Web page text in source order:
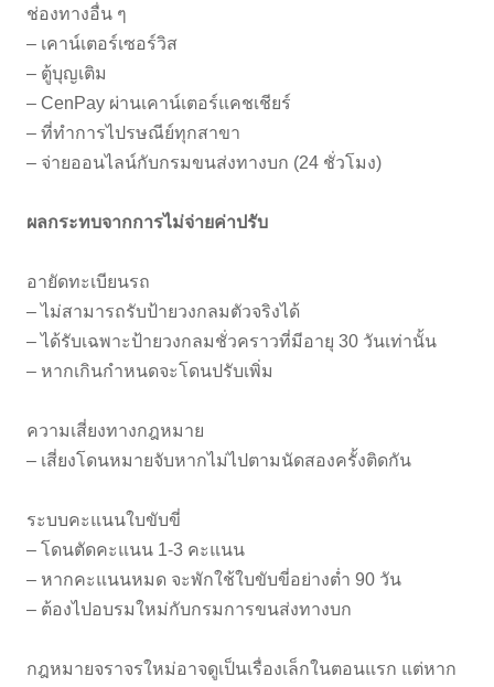
ช่องทางอื่น ๆ
– เคาน์เตอร์เซอร์วิส
– ตู้บุญเติม
– CenPay ผ่านเคาน์เตอร์แคชเชียร์
– ที่ทำการไปรษณีย์ทุกสาขา
– จ่ายออนไลน์กับกรมขนส่งทางบก (24 ชั่วโมง)
ผลกระทบจากการไม่จ่ายค่าปรับ
อายัดทะเบียนรถ
– ไม่สามารถรับป้ายวงกลมตัวจริงได้
– ได้รับเฉพาะป้ายวงกลมชั่วคราวที่มีอายุ 30 วันเท่านั้น
– หากเกินกำหนดจะโดนปรับเพิ่ม
ความเสี่ยงทางกฎหมาย
– เสี่ยงโดนหมายจับหากไม่ไปตามนัดสองครั้งติดกัน
ระบบคะแนนใบขับขี่
– โดนตัดคะแนน 1-3 คะแนน
– หากคะแนนหมด จะพักใช้ใบขับขี่อย่างต่ำ 90 วัน
– ต้องไปอบรมใหม่กับกรมการขนส่งทางบก
กฎหมายจราจรใหม่อาจดูเป็นเรื่องเล็กในตอนแรก แต่หาก